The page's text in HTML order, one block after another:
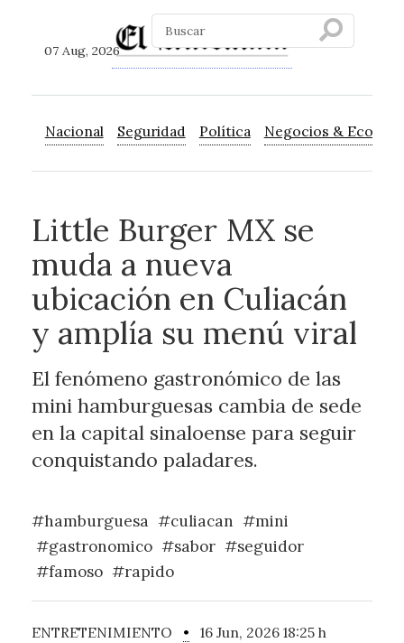
07 Aug, 2026
Nacional Seguridad Política Negocios &
Little Burger MX se
muda a nueva
ubicación en Culiacán
y amplía su menú viral
El fenómeno gastronómico de las
mini hamburguesas cambia de sede
en la capital sinaloense para seguir
conquistando paladares.
#hamburguesa #culiacan #mini
#gastronomico #sabor #seguidor
#famoso #rapido
ENTRETENIMIENTO • 16 Jun, 2026 18:25 h